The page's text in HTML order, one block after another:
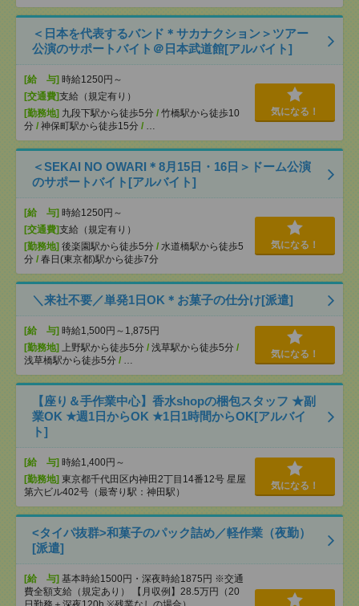
＜日本を代表するバンド＊サカナクション＞ツアー
公演のサポートバイト＠日本武道館[アルバイト]
[給 与] 時給1250円～
[交通費]支給（規定有り）
[勤務地] 九段下駅から徒歩5分 / 竹橋駅から徒歩10
分 / 神保町駅から徒歩15分 / …
気になる！
＜SEKAI NO OWARI＊8月15日・16日＞ドーム公演
のサポートバイト[アルバイト]
[給 与] 時給1250円～
[交通費]支給（規定有り）
[勤務地] 後楽園駅から徒歩5分 / 水道橋駅から徒歩5
分 / 春日(東京都)駅から徒歩7分
気になる！
＼来社不要／単発1日OK＊お菓子の仕分け[派遣]
[給 与] 時給1,500円～1,875円
[勤務地] 上野駅から徒歩5分 / 浅草駅から徒歩5分 /
浅草橋駅から徒歩5分 / …
気になる！
【座り＆手作業中心】香水shopの梱包スタッフ ★副
業OK ★週1日からOK ★1日1時間からOK[アルバイ
ト]
[給 与] 時給1,400円～
[勤務地] 東京都千代田区内神田2丁目14番12号 星屋
第六ビル402号（最寄り駅：神田駅）
気になる！
<タイパ抜群>和菓子のパック詰め／軽作業（夜勤）
[派遣]
[給 与] 基本時給1500円・深夜時給1875円 ※交通
費全額支給（規定あり） 【月収例】28.5万円（20